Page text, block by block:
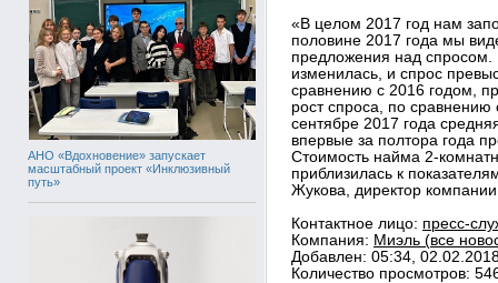
АНО «Вдохновение» запускает
масштабный проект «Инклюзивный
путь»
«В целом 2017 год нам
половине 2017 года мы
предложения над спросом.
изменилась, и спрос
сравнению с 2016 годом,
рост спроса, по сравнению
сентябре 2017 года
впервые за полтора года
Стоимость найма 2-
приблизилась к
Жукова, директор
Контактное лицо: пресс-
Компания: Миэль (все
Добавлен: 05:34,
Количество просмотров: